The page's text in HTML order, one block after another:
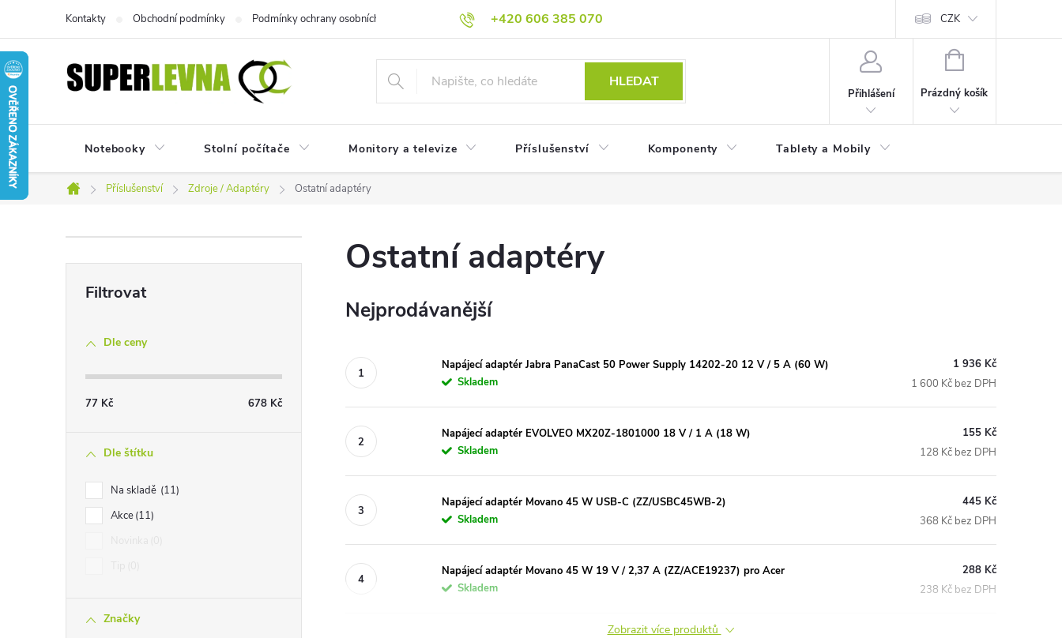
obsah
+420 606 385 070
Kontakty Obchodní podmínky Podmínky ochrany osobních údajů Reklamační podmínky Reklamace CZK
HLEDAT
Přihlášení
NÁKUPNÍ
Prázdný košík
Notebooky Stolní počítače Monitory a televize Příslušenství Komponenty Tablety a Mobily
Domů
Příslušenství Zdroje / Adaptéry Ostatní adaptéry
P
Dle ceny
77 Kč 678 Kč
Dle štítku
Na skladě 11
Akce 11
Značky
Ostatní adaptéry
Nejprodávanější
Napájecí adaptér Jabra PanaCast 50 Power Supply 14202-20 12 V / 5 A (60 W)
Skladem
1 936 Kč
1 600 Kč bez DPH
Napájecí adaptér EVOLVEO MX20Z-1801000 18 V / 1 A (18 W)
Skladem
155 Kč
128 Kč bez DPH
Napájecí adaptér Movano 45 W USB-C (ZZ/USBC45WB-2)
Skladem
445 Kč
368 Kč bez DPH
Napájecí adaptér Movano 45 W 19 V / 2,37 A (ZZ/ACE19237) pro Acer
Skladem
288 Kč
238 Kč bez DPH
Zobrazit více produktů